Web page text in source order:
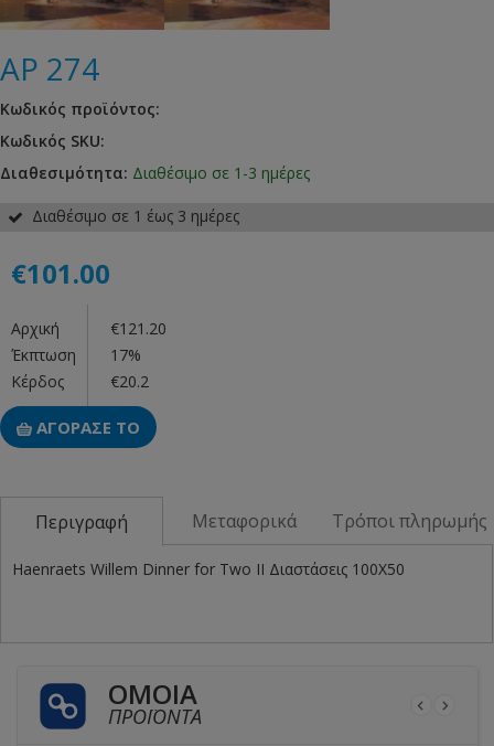
AP 274
Κωδικός προϊόντος:
Κωδικός SKU:
Διαθεσιμότητα: Διαθέσιμο σε 1-3 ημέρες
Διαθέσιμο σε 1 έως 3 ημέρες
€101.00
Αρχική
Έκπτωση
Κέρδος
€121.20
17%
€20.2
ΑΓΟΡΑΣΕ ΤΟ
Περιγραφή Μεταφορικά Τρόποι πληρωμής
Haenraets Willem Dinner for Two II Διαστάσεις 100Χ50
ΌΜΟΙΑ
ΠΡΟΪΌΝΤΑ